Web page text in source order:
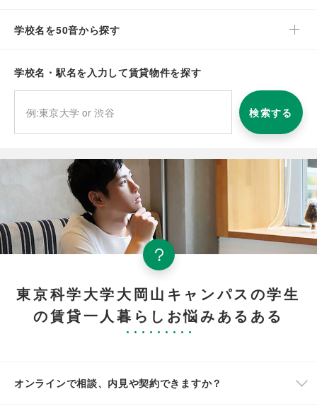
学校名を50音から探す
学校名・駅名を入力して賃貸物件を探す
検索する
東京科学大学大岡山キャンパスの学生
の賃貸一人暮らしお悩みあるある
オンラインで相談、内見や契約できますか？